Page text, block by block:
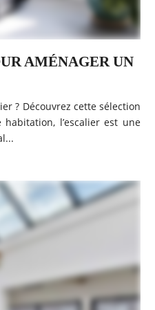
AMÉNAGER UN
? Découvrez cette sélection
habitation, l’escalier est une